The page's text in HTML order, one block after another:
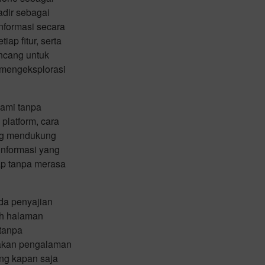
sebagai
secara
fitur, serta
untuk
tanpa
cara
mendukung
yang
tanpa merasa
penyajian
halaman
pengalaman
kapan saja